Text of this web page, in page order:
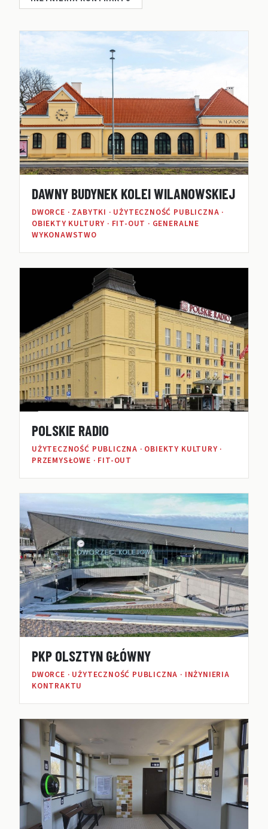
DAWNY BUDYNEK KOLEI WILANOWSKIEJ
DWORCE · ZABYTKI · UŻYTECZNOŚĆ PUBLICZNA ·
OBIEKTY KULTURY · FIT-OUT · GENERALNE
WYKONAWSTWO
POLSKIE RADIO
UŻYTECZNOŚĆ PUBLICZNA · OBIEKTY KULTURY ·
PRZEMYSŁOWE · FIT-OUT
PKP OLSZTYN GŁÓWNY
DWORCE · UŻYTECZNOŚĆ PUBLICZNA · INŻYNIERIA
KONTRAKTU